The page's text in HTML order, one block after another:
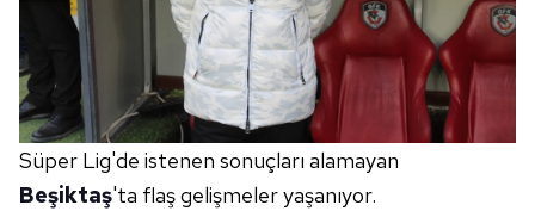
Süper Lig'de istenen sonuçları alamayan
Beşiktaş'ta flaş gelişmeler yaşanıyor.